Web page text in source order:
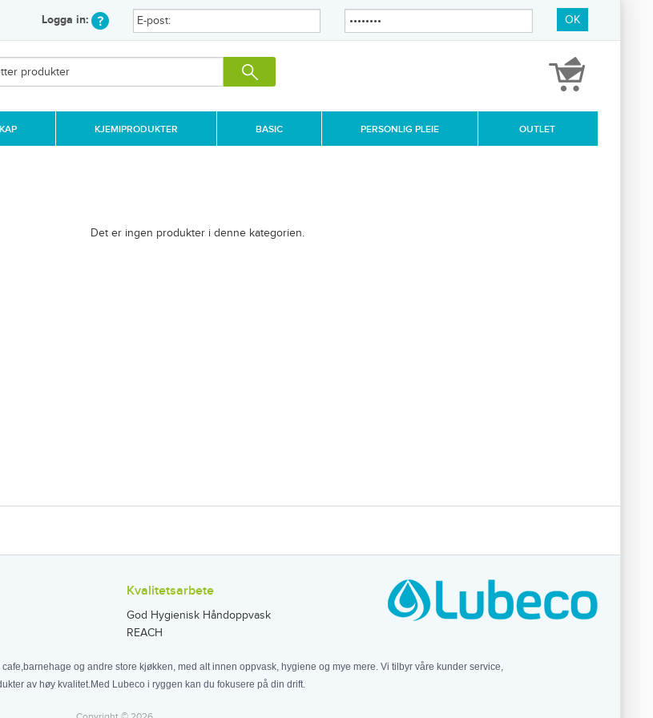
Logga in: OK
KJEMIPRODUKTER BASIC PERSONLIG PLEIE OUTLET
Det er ingen produkter i denne kategorien.
Kvalitetsarbete
God Hygienisk Håndoppvask
REACH
og andre store kjøkken, med alt innen oppvask, hygiene og mye mere. Vi tilbyr våre kunder service,
av høy kvalitet.Med Lubeco i ryggen kan du fokusere på din drift.